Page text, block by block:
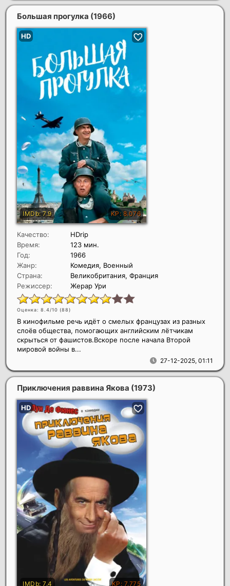
Большая прогулка (1966)
Качество:
HDrip
Время:
123 мин.
Год:
1966
Жанр:
Комедия, Военный
Страна:
Великобритания, Франция
Режиссер:
Жерар Ури
Оценка: 8.4/10 (88)
27-12-2025, 01:11
В кинофильме речь идёт о смелых французах из разных
слоёв общества, помогающих английским лётчикам
скрыться от фашистов.Вскоре после начала Второй
мировой войны в...
Приключения раввина Якова (1973)